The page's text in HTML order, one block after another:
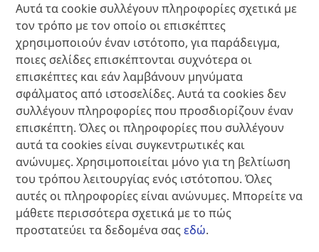
Αυτά τα cookie συλλέγουν πληροφορίες σχετικά με
τον τρόπο με τον οποίο οι επισκέπτες
χρησιμοποιούν έναν ιστότοπο, για παράδειγμα,
ποιες σελίδες επισκέπτονται συχνότερα οι
επισκέπτες και εάν λαμβάνουν μηνύματα
σφάλματος από ιστοσελίδες. Αυτά τα cookies δεν
συλλέγουν πληροφορίες που προσδιορίζουν έναν
επισκέπτη. Όλες οι πληροφορίες που συλλέγουν
αυτά τα cookies είναι συγκεντρωτικές και
ανώνυμες. Χρησιμοποιείται μόνο για τη βελτίωση
του τρόπου λειτουργίας ενός ιστότοπου. Όλες
αυτές οι πληροφορίες είναι ανώνυμες. Μπορείτε να
μάθετε περισσότερα σχετικά με το πώς
προστατεύει τα δεδομένα σαςεδώ.